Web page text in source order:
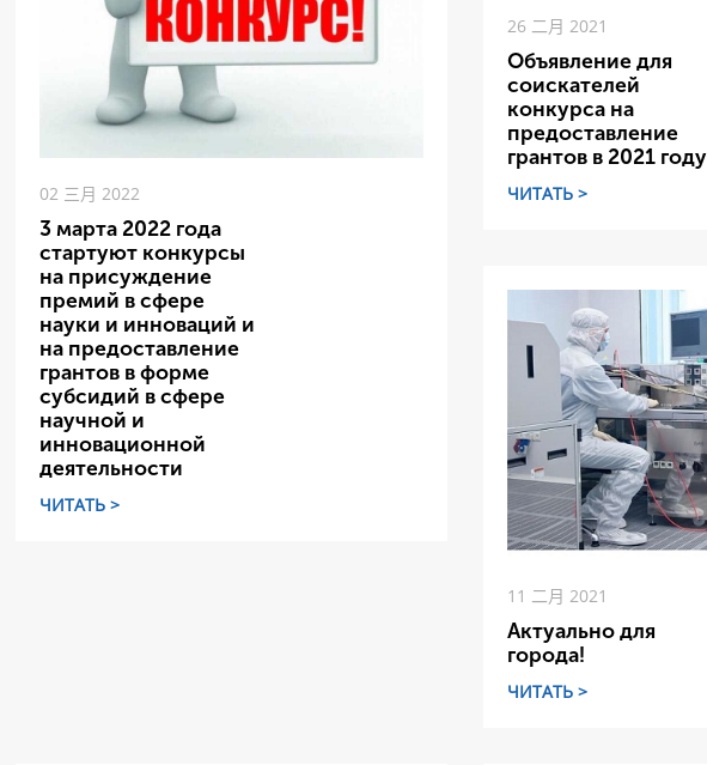
02 三月 2022
3 марта 2022 года
стартуют конкурсы
на присуждение
премий в сфере
науки и инноваций и
на предоставление
грантов в форме
субсидий в сфере
научной и
инновационной
деятельности
ЧИТАТЬ >
26 二月 2021
Объявление для
соискателей
конкурса на
предоставление
грантов в 2021 году
ЧИТАТЬ >
11 二月 2021
Актуально для
города!
ЧИТАТЬ >